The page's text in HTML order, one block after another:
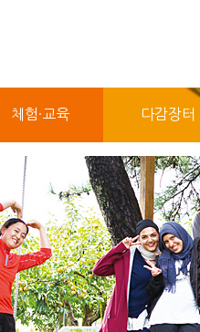
체험·교육 다감장터